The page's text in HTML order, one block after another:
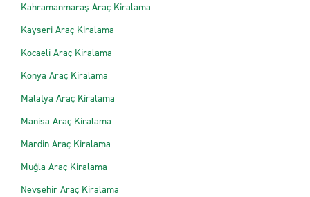
Kahramanmaraş Araç Kiralama
Kayseri Araç Kiralama
Kocaeli Araç Kiralama
Konya Araç Kiralama
Malatya Araç Kiralama
Manisa Araç Kiralama
Mardin Araç Kiralama
Muğla Araç Kiralama
Nevşehir Araç Kiralama